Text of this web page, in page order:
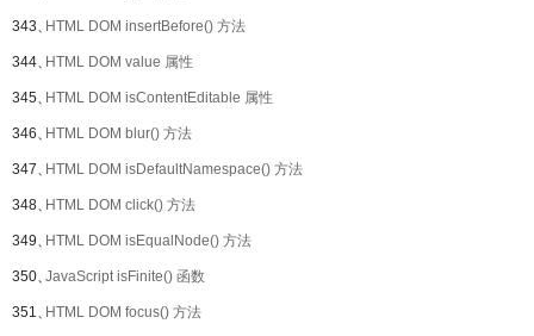
343、HTML DOM insertBefore() 方法
344、HTML DOM value 属性
345、HTML DOM isContentEditable 属性
346、HTML DOM blur() 方法
347、HTML DOM isDefaultNamespace() 方法
348、HTML DOM click() 方法
349、HTML DOM isEqualNode() 方法
350、JavaScript isFinite() 函数
351、HTML DOM focus() 方法